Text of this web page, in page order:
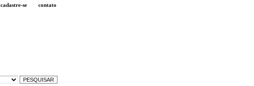
cadastre-se contato